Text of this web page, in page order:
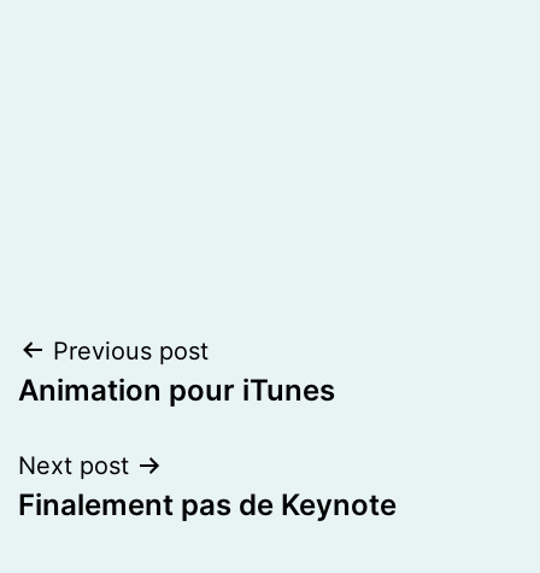
Post
navigation
Previous post
Animation pour iTunes
Next post
Finalement pas de Keynote